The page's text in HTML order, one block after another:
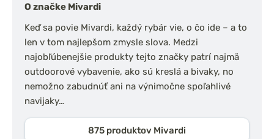
O značke Mivardi
Keď sa povie Mivardi, každý rybár vie, o čo ide – a to
len v tom najlepšom zmysle slova. Medzi
najobľúbenejšie produkty tejto značky patrí najmä
outdoorové vybavenie, ako sú kreslá a bivaky, no
nemožno zabudnúť ani na výnimočne spoľahlivé
navijaky…
875 produktov Mivardi